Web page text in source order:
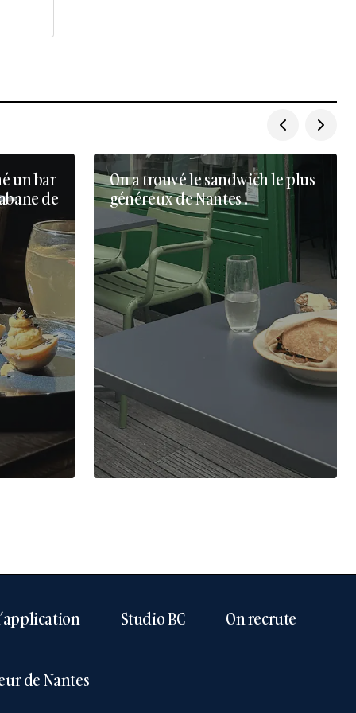
un bar
de
On a trouvé le sandwich le plus
généreux de Nantes !
Studio BC On recrute
de Nantes